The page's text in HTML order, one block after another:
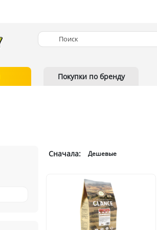
Покупки по бренду
Сначала: Дешевые